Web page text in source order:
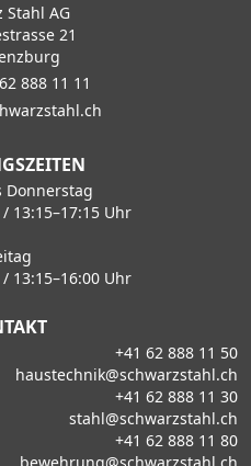
Stahl AG
21
888 11 11
Donnerstag
13:15–17:15 Uhr
13:15–16:00 Uhr
+41 62 888 11 50
haustechnik@schwarzstahl.ch
+41 62 888 11 30
stahl@schwarzstahl.ch
+41 62 888 11 80
bewehrung@schwarzstahl.ch